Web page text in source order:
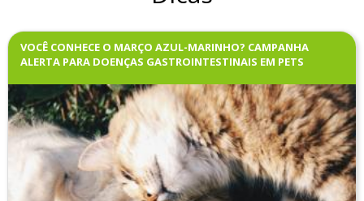
VOCÊ CONHECE O MARÇO AZUL-MARINHO? CAMPANHA
ALERTA PARA DOENÇAS GASTROINTESTINAIS EM PETS